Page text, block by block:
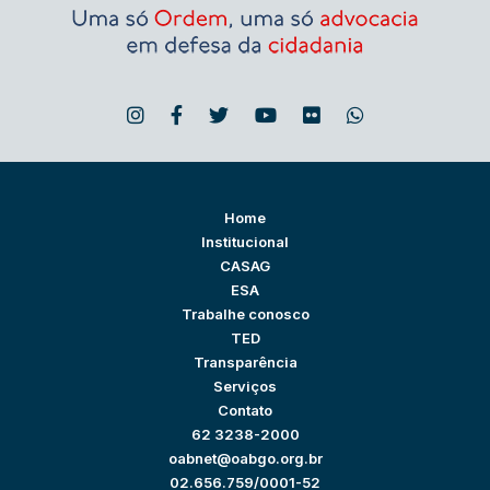
Home
Institucional
CASAG
ESA
Trabalhe conosco
TED
Transparência
Serviços
Contato
62 3238-2000
oabnet@oabgo.org.br
02.656.759/0001-52